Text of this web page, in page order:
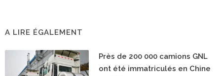
A LIRE ÉGALEMENT
Près de 200 000 camions GNL
ont été immatriculés en Chine